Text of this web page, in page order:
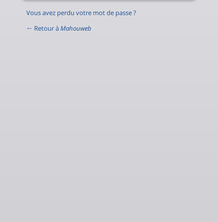
Vous avez perdu votre mot de passe ?
← Retour àMahouweb